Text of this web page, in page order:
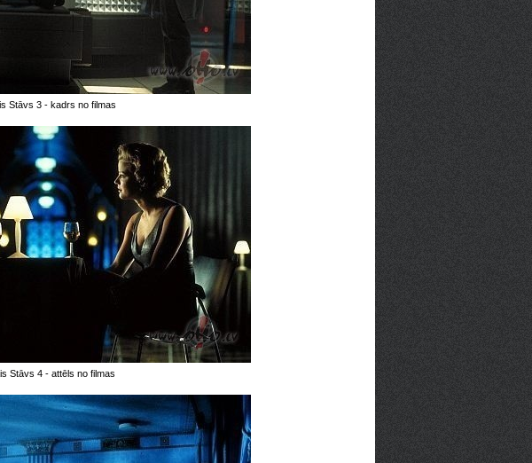
Stāvs 3 - kadrs no filmas
Stāvs 4 - attēls no filmas